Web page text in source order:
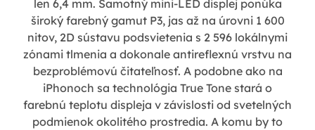
len 6,4 mm. Samotný mini-LED displej ponúka
široký farebný gamut P3, jas až na úrovni 1 600
nitov, 2D sústavu podsvietenia s 2 596 lokálnymi
zónami tlmenia a dokonale antireflexnú vrstvu na
bezproblémovú čitateľnosť. A podobne ako na
iPhonoch sa technológia True Tone stará o
farebnú teplotu displeja v závislosti od svetelných
podmienok okolitého prostredia. A komu by to